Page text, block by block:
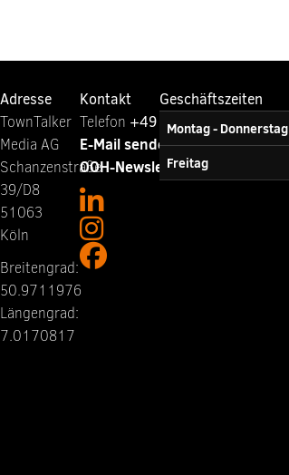
Adresse
TownTalker
Media AG
Schanzenstraße
39/D8
51063
Köln
Breitengrad:
50.9711976
Längengrad:
7.0170817
Kontakt
Telefon ‭ +49 221 65064-0
E-Mail senden
OOH-Newsletter abonnieren
Geschäftszeiten
Montag - Donnerstag
Freitag